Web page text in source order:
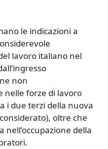
le indicazioni a
lavoro italiano nel
non
nelle forze di lavoro
i due terzi della nuova
oltre che
della